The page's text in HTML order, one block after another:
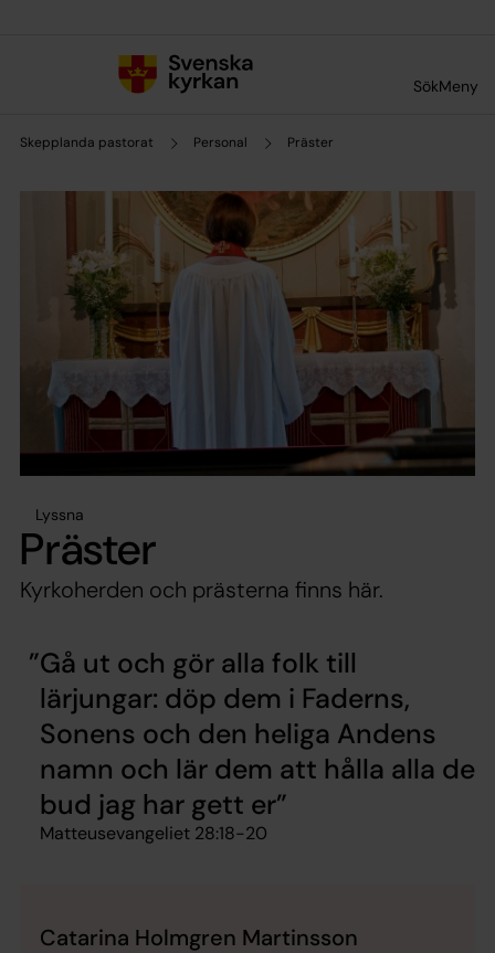
SökMeny
Skepplanda pastorat Personal Präster
Lyssna
Präster
Kyrkoherden och prästerna finns här.
Gå ut och gör alla folk till
lärjungar: döp dem i Faderns,
Sonens och den heliga Andens
namn och lär dem att hålla alla de
bud jag har gett er
Matteusevangeliet 28:18-20
Catarina Holmgren Martinsson